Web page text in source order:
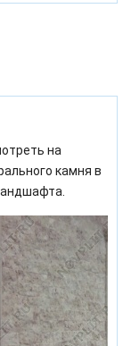
на
камня в